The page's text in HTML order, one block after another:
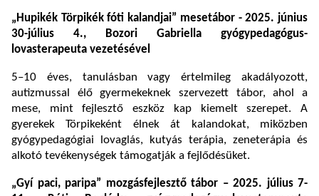
„Hupikék Törpikék fóti kalandjai” mesetábor - 2025. június
30-július 4., Bozori Gabriella gyógypedagógus-
lovasterapeuta vezetésével
5–10 éves, tanulásban vagy értelmileg akadályozott,
autizmussal élő gyermekeknek szervezett tábor, ahol a
mese, mint fejlesztő eszköz kap kiemelt szerepet. A
gyerekek Törpikeként élnek át kalandokat, miközben
gyógypedagógiai lovaglás, kutyás terápia, zeneterápia és
alkotó tevékenységek támogatják a fejlődésüket.
„Gyí paci, paripa” mozgásfejlesztő tábor – 2025. július 7-